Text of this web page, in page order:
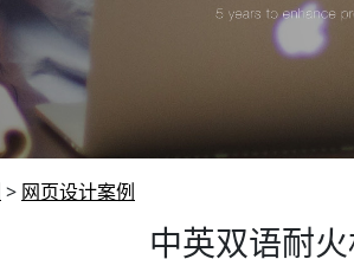
> 网页设计案例
中英双语耐